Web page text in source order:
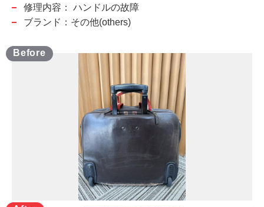
修理内容：
ハンドルの故障
ブランド：その他(others)